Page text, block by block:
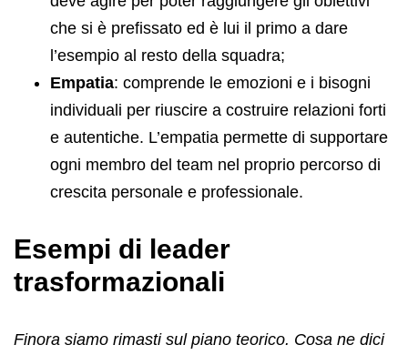
che si è prefissato ed è lui il primo a dare
l’esempio al resto della squadra;
Empatia: comprende le emozioni e i bisogni
individuali per riuscire a costruire relazioni forti
e autentiche. L’empatia permette di supportare
ogni membro del team nel proprio percorso di
crescita personale e professionale.
Esempi di leader
trasformazionali
Finora siamo rimasti sul piano teorico. Cosa ne dici